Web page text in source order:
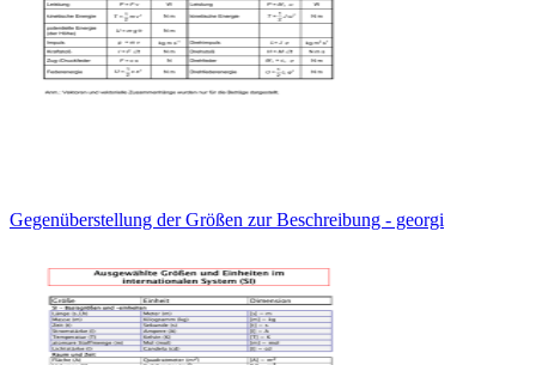
Gegenüberstellung der Größen zur Beschreibung - georgi